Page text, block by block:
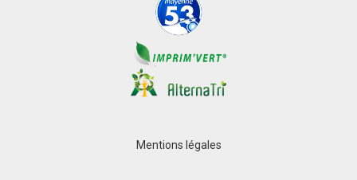
Mentions légales